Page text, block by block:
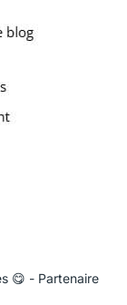
😋 - Partenaire